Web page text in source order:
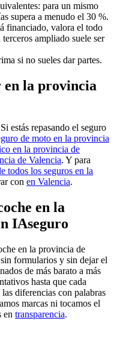
para un mismo
supera a menudo el 30 %.
financiado, valora el todo
ampliado suele ser
si no sueles dar partes.
en la provincia
estás repasando el seguro
de moto en la provincia
en la provincia de
de Valencia. Y para
todos los seguros en la
con en Valencia.
en la
IAseguro
en la provincia de
formularios y sin dejar el
de más barato a más
hasta que cada
diferencias con palabras
marcas ni tocamos el
en transparencia.